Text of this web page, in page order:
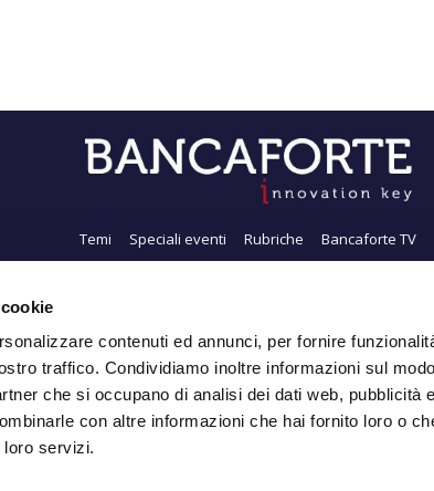
contenuti ed annunci, per fornire
traffico. Condividiamo inoltre informazioni sul
che si occupano di analisi dei dati web, pubblicità
con altre informazioni che hai fornito loro o
servizi.
Temi Speciali eventi Rubriche Bancaforte TV
siamo
Iscriviti alla Newsletter